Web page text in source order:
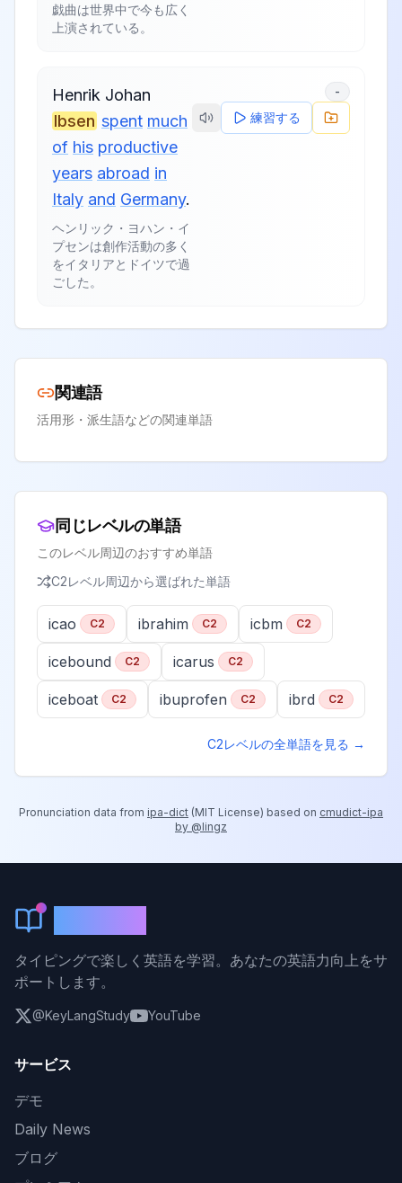
戯曲は世界中で今も広く
上演されている。
Henrik Johan
Ibsen spent much
of his productive
years abroad in
Italy and Germany.
ヘンリック・ヨハン・イ
プセンは創作活動の多く
をイタリアとドイツで過
ごした。
-
練習する
関連語
活用形・派生語などの関連単語
同じレベルの単語
このレベル周辺のおすすめ単語
C2レベル周辺から選ばれた単語
icao C2 ibrahim C2 icbm C2
icebound C2 icarus C2
iceboat C2 ibuprofen C2 ibrd C2
C2レベルの全単語を見る →
Pronunciation data from ipa-dict (MIT License) based on cmudict-ipa
by @lingz
タイピングで楽しく英語を学習。あなたの英語力向上をサ
ポートします。
@KeyLangStudy YouTube
サービス
デモ
Daily News
ブログ